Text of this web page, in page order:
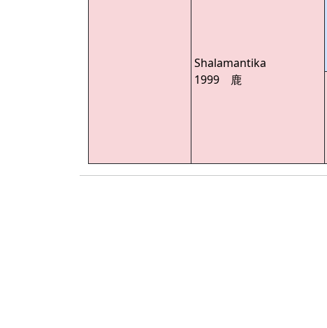
Shalamantika
1999 鹿